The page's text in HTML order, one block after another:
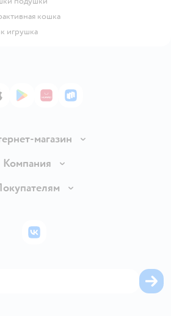
кошка
игрушка
Store
Google Play
AppGallery
RuStore
магазин
Доставка и оплата
Правила продажи
файлов cookie
Компания
Вакансии
Бонусные карты
ВКонтакте